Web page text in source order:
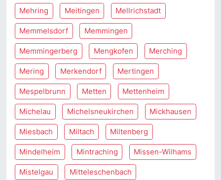
Mehring Meitingen Mellrichstadt
Memmelsdorf Memmingen
Memmingerberg Mengkofen Merching
Mering Merkendorf Mertingen
Mespelbrunn Metten Mettenheim
Michelau Michelsneukirchen Mickhausen
Miesbach Miltach Miltenberg
Mindelheim Mintraching Missen-Wilhams
Mistelgau Mitteleschenbach